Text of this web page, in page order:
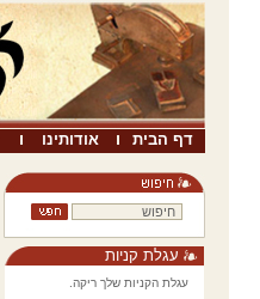
דף הבית אודותינו
עגלת קניות
עגלת הקניות שלך ריקה.